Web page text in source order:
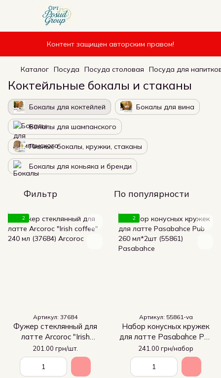
Контент защищен авторским правом!
Каталог Посуда Посуда столовая Посуда для
Коктейльные бокалы и стаканы
Бокалы для коктейлей Бокалы для вина
Бокалы для шампанского
Пивные бокалы, кружки, стаканы
Бокалы для коньяка и бренди
Фильтр По популярности
2
Артикул: 37684
Фужер стеклянный для
латте Arcoroc "Irish
coffee" 240 мл (37684)
201.00 грн/шт.
2
Артикул: 55861-va
Набор конусных кружек
для латте Pasabahce Pub
260 мл*2шт (55861)
241.00 грн/набор